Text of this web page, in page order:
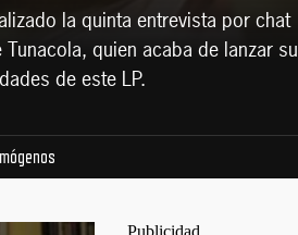
la quinta entrevista por chat
quien acaba de lanzar su
de este LP.